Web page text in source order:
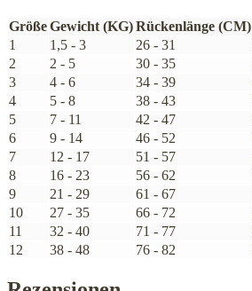
GrößeGewicht (KG)Rückenlänge (CM)
1
1,5 - 3 26 - 31
2
2 - 5 30 - 35
3
4 - 6 34 - 39
4
5 - 8 38 - 43
5
7 - 11 42 - 47
6
9 - 14 46 - 52
7
12 - 17 51 - 57
8
16 - 23 56 - 62
9
21 - 29 61 - 67
10
27 - 35 66 - 72
11
32 - 40 71 - 77
12
38 - 48 76 - 82